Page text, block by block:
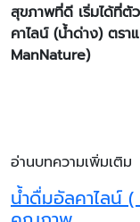
สุขภาพที่ดี เริ่มได้ที่
คาไลน์ (น้ำด่าง) ตรา
ManNature)
อ่านบทความเพิ่มเติม
น้ำดื่มอัลคาไลน์